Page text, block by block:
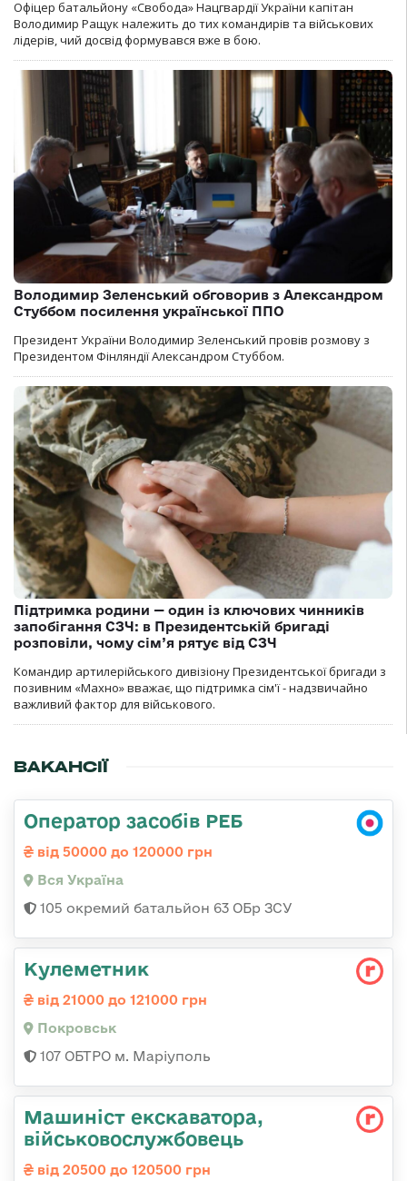
Офіцер батальйону «Свобода» Нацгвардії України капітан
Володимир Ращук належить до тих командирів та військових
лідерів, чий досвід формувався вже в бою.
Володимир Зеленський обговорив з Александром
Стуббом посилення української ППО
Президент України Володимир Зеленський провів розмову з
Президентом Фінляндії Александром Стуббом.
Підтримка родини — один із ключових чинників
запобігання СЗЧ: в Президентській бригаді
розповіли, чому сім’я рятує від СЗЧ
Командир артилерійського дивізіону Президентської бригади з
позивним «Махно» вважає, що підтримка сім'ї - надзвичайно
важливий фактор для військового.
ВАКАНСІЇ
Оператор засобів РЕБ
від 50000 до 120000 грн
Вся Україна
105 окремий батальйон 63 ОБр ЗСУ
Кулеметник
від 21000 до 121000 грн
Покровськ
107 ОБТРО м. Маріуполь
Машиніст екскаватора,
військовослужбовець
від 20500 до 120500 грн